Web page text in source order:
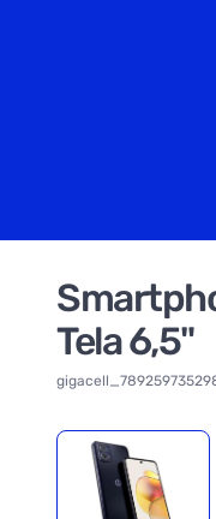
Tela 6,5"